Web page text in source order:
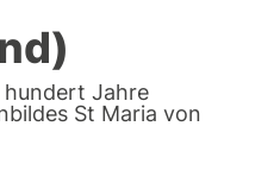
hundert Jahre
St Maria von